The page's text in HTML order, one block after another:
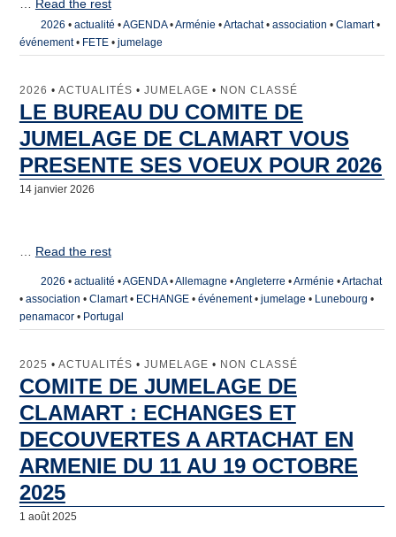
… Read the rest
2026 • actualité •AGENDA•Arménie •Artachat• association • Clamart•
événement• FETE• jumelage
2026 • ACTUALITÉS • JUMELAGE • NON CLASSÉ
LE BUREAU DU COMITE DE
JUMELAGE DE CLAMART VOUS
PRESENTE SES VOEUX POUR 2026
14 janvier 2026
… Read the rest
2026 • actualité •AGENDA•Allemagne •Angleterre •Arménie •Artachat
• association • Clamart• ECHANGE• événement• jumelage • Lunebourg •
penamacor• Portugal
2025 • ACTUALITÉS • JUMELAGE • NON CLASSÉ
COMITE DE JUMELAGE DE
CLAMART : ECHANGES ET
DECOUVERTES A ARTACHAT EN
ARMENIE DU 11 AU 19 OCTOBRE
2025
1 août 2025